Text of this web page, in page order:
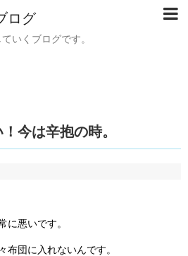
ログ
いくブログです。
今は辛抱の時。
に悪いです。
布団に入れないんです。